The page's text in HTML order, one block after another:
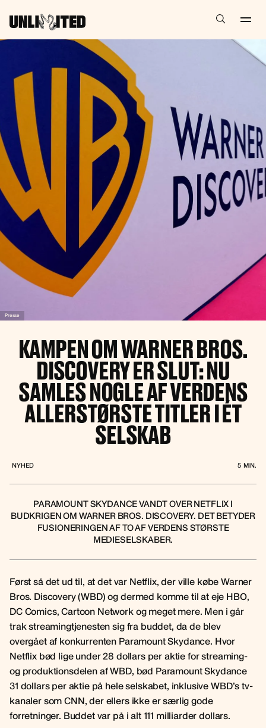
Presse
KAMPEN OM WARNER BROS.
DISCOVERY ER SLUT: NU
SAMLES NOGLE AF VERDENS
ALLERSTØRSTE TITLER I ÉT
SELSKAB
NYHED 5 MIN.
PARAMOUNT SKYDANCE VANDT OVER NETFLIX I
BUDKRIGEN OM WARNER BROS. DISCOVERY. DET BETYDER
FUSIONERINGEN AF TO AF VERDENS STØRSTE
MEDIESELSKABER.
Først så det ud til, at det var Netflix, der ville købe Warner
Bros. Discovery (WBD) og dermed komme til at eje HBO,
DC Comics, Cartoon Network og meget mere. Men i går
trak streamingtjenesten sig fra buddet, da de blev
overgået af konkurrenten Paramount Skydance. Hvor
Netflix bød lige under 28 dollars per aktie for streaming-
og produktionsdelen af WBD, bød Paramount Skydance
31 dollars per aktie på hele selskabet, inklusive WBD’s tv-
kanaler som CNN, der ellers ikke er særlig gode
forretninger. Buddet var på i alt 111 milliarder dollars.